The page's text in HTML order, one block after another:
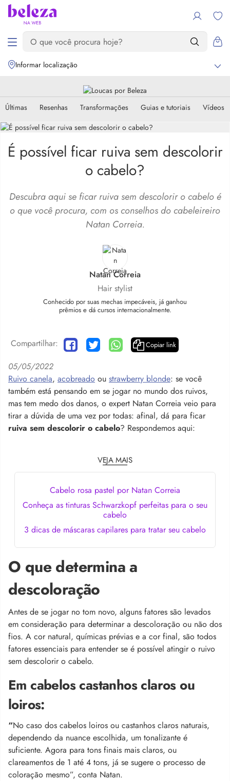
Informar localização
Últimas Resenhas Transformações Guias e tutoriais Vídeos
É possível ficar ruiva sem descolorir
o cabelo?
Descubra aqui se ficar ruiva sem descolorir o cabelo é
o que você procura, com os conselhos do cabeleireiro
Natan Correia.
Natan Correia
Hair stylist
Conhecido por suas mechas impecáveis, já ganhou
prêmios e dá cursos internacionalmente.
Compartilhar: Copiar link
05/05/2022
Ruivo canela, acobreado ou strawberry blonde: se você
também está pensando em se jogar no mundo dos ruivos,
mas tem medo dos danos, o expert Natan Correia veio para
tirar a dúvida de uma vez por todas: afinal, dá para ficar
ruiva sem descolorir o cabelo? Respondemos aqui:
VEJA MAIS
Cabelo rosa pastel por Natan Correia
Conheça as tinturas Schwarzkopf perfeitas para o seu
cabelo
3 dicas de máscaras capilares para tratar seu cabelo
O que determina a
descoloração
Antes de se jogar no tom novo, alguns fatores são levados
em consideração para determinar a descoloração ou não dos
fios. A cor natural, químicas prévias e a cor final, são todos
fatores essenciais para entender se é possível atingir o ruivo
sem descolorir o cabelo.
Em cabelos castanhos claros ou
loiros:
“No caso dos cabelos loiros ou castanhos claros naturais,
dependendo da nuance escolhida, um tonalizante é
suficiente. Agora para tons finais mais claros, ou
clareamentos de 1 até 4 tons, já se sugere o processo de
coloração mesmo”, conta Natan.